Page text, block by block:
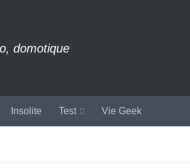
domotique
Insolite Test Vie Geek